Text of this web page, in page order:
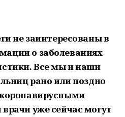
не заинтересованы в
о заболеваниях
Все мы и наши
рано или поздно
уже сейчас могут